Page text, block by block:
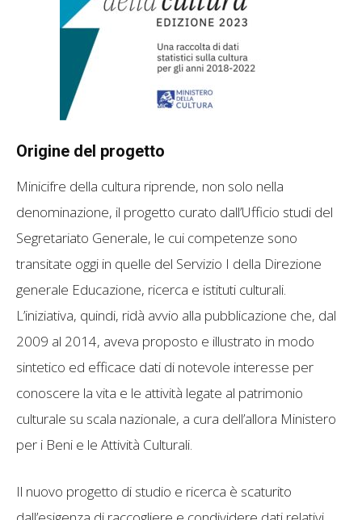
Origine del progetto
Minicifre della cultura riprende, non solo nella
denominazione, il progetto curato dall’Ufficio studi del
Segretariato Generale, le cui competenze sono
transitate oggi in quelle del Servizio I della Direzione
generale Educazione, ricerca e istituti culturali.
L’iniziativa, quindi, ridà avvio alla pubblicazione che, dal
2009 al 2014, aveva proposto e illustrato in modo
sintetico ed efficace dati di notevole interesse per
conoscere la vita e le attività legate al patrimonio
culturale su scala nazionale, a cura dell’allora Ministero
per i Beni e le Attività Culturali.
Il nuovo progetto di studio e ricerca è scaturito